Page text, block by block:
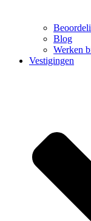
Blog
Werken
Vestigingen